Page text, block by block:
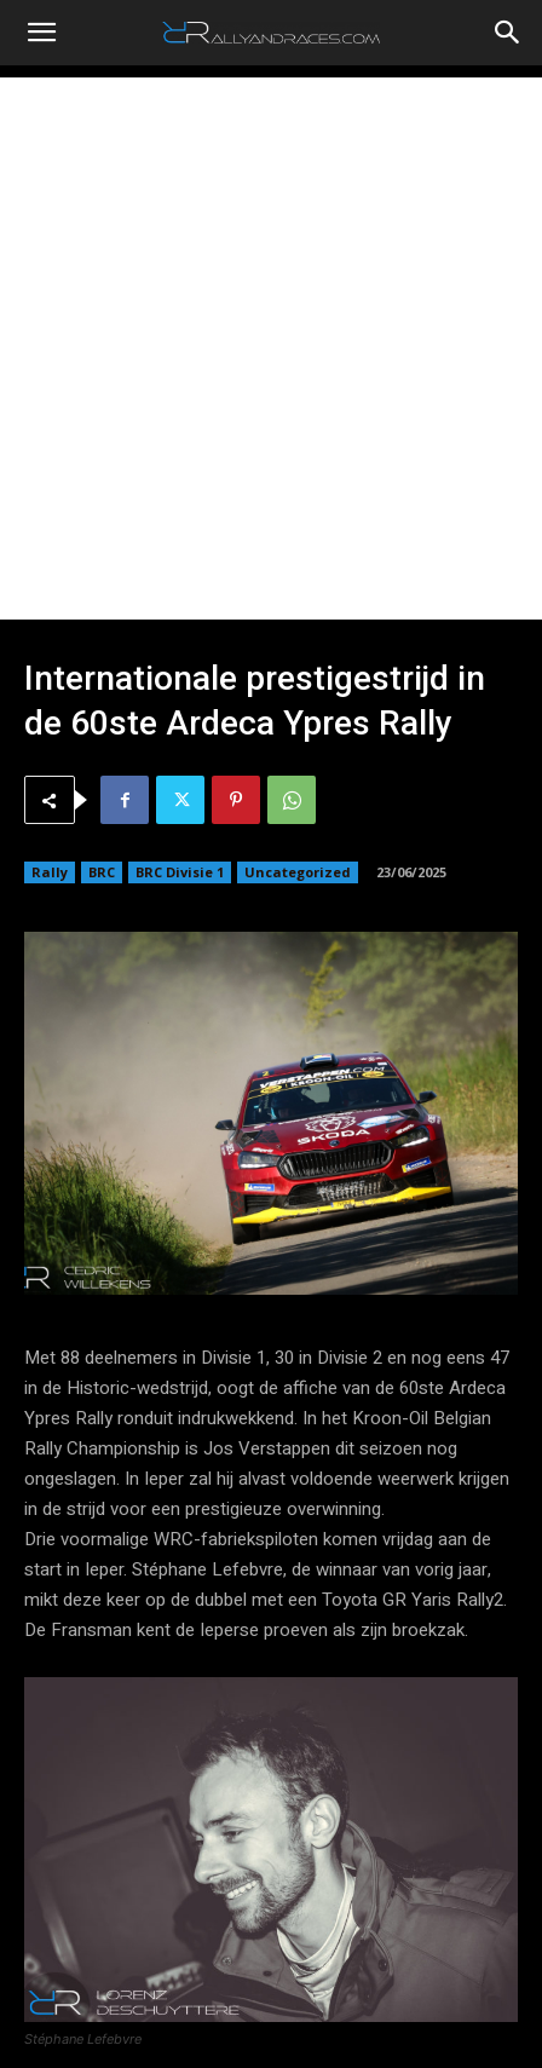
RallyandRaces.com
Internationale prestigestrijd in
de 60ste Ardeca Ypres Rally
Rally BRC BRC Divisie 1 Uncategorized 23/06/2025
Met 88 deelnemers in Divisie 1, 30 in Divisie 2 en nog eens 47
in de Historic-wedstrijd, oogt de affiche van de 60ste Ardeca
Ypres Rally ronduit indrukwekkend. In het Kroon-Oil Belgian
Rally Championship is Jos Verstappen dit seizoen nog
ongeslagen. In Ieper zal hij alvast voldoende weerwerk krijgen
in de strijd voor een prestigieuze overwinning.
Drie voormalige WRC-fabriekspiloten komen vrijdag aan de
start in Ieper. Stéphane Lefebvre, de winnaar van vorig jaar,
mikt deze keer op de dubbel met een Toyota GR Yaris Rally2.
De Fransman kent de Ieperse proeven als zijn broekzak.
Stéphane Lefebvre